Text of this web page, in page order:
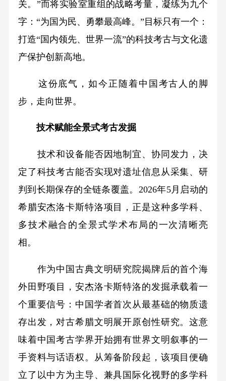
关。”而将实验室重组的战略考量，凝练为九个
字：“为国为民、勇攀最高峰。”目标只有一个：
打造“国内领先、世界一流”的科技考古与文化遗
产保护创新高地。
这份底气，如今正随着中国考古人的脚
步，走向世界。
技术赋能全景式考古发掘
技术和设备能否因地制宜、协同发力，决
定了科技考古能否实现对遗址信息从采集、研
判到长期保存的全链条覆盖。2026年5月启动的
希腊安杰洛卡斯特洛项目，正是这种多学科、
多技术融合的全景式学术布局的一次清晰亮
相。
作为中国古典文明研究院揭牌后的首个海
外田野项目，安杰洛卡斯特洛的发掘承载着一
个重要信号：中国学者首次从最基础的物质遗
存出发，对古希腊文明展开原创性研究。这意
味着中国考古学界开始拥有世界文明叙事的一
手资料与话语权。从筹备阶段起，该项目便确
立了以中方为主导、兼具国际化视野的多学科